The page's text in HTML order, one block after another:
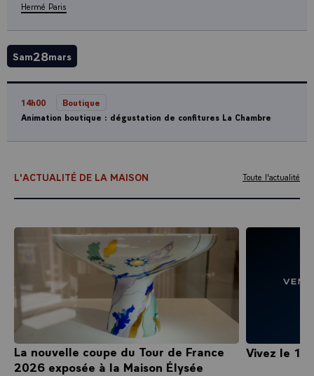
Hermé Paris
Sam28mars
14h00
Boutique
Animation boutique : dégustation de confitures La Chambre
L'ACTUALITÉ DE LA MAISON Toute l'actualité
La nouvelle coupe du Tour de France
2026 exposée à la Maison Élysée
Vivez le 14